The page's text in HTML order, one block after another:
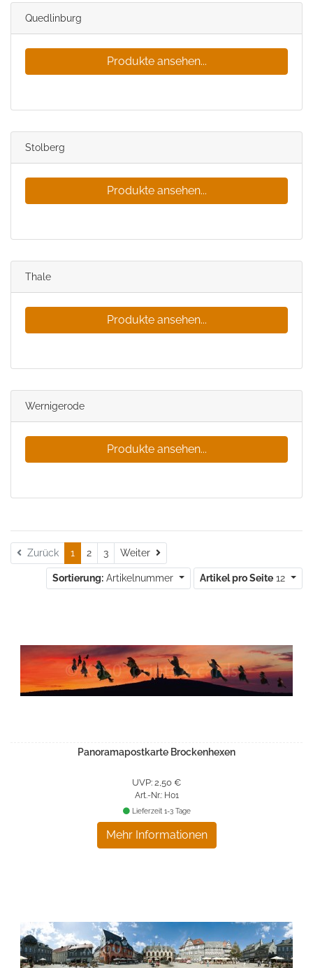
Quedlinburg
Produkte ansehen...
Stolberg
Produkte ansehen...
Thale
Produkte ansehen...
Wernigerode
Produkte ansehen...
Zurück 1 2 3 Weiter Weiter
Sortierung: Artikelnummer Artikel pro Seite 12
Panoramapostkarte Brockenhexen
UVP: 2,50 €
Art.-Nr.: H01
Mehr Informationen
Lieferzeit 1-3 Tage